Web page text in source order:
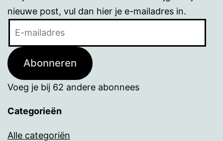
nieuwe post, vul dan hier je e-mailadres in.
Abonneren
Voeg je bij 62 andere abonnees
Categorieën
Alle categoriën